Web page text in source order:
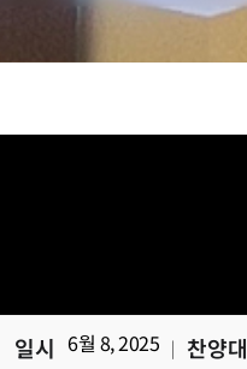
일시 6월 8, 2025 | 찬양대